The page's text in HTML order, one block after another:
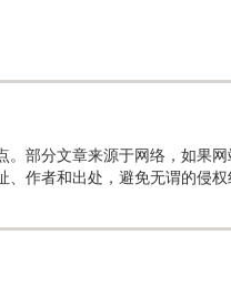
。部分文章来源于网络，如果
作者和出处，避免无谓的侵权